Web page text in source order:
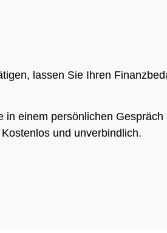
lassen Sie Ihren
einem persönlichen Gespräch
und unverbindlich.